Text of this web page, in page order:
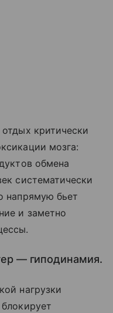
критически
мозга:
обмена
систематически
напрямую бьет
и заметно
— гиподинамия.
нагрузки